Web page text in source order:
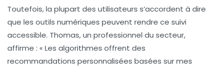
Toutefois, la plupart des utilisateurs s’accordent à dire
que les outils numériques peuvent rendre ce suivi
accessible. Thomas, un professionnel du secteur,
affirme : « Les algorithmes offrent des
recommandations personnalisées basées sur mes